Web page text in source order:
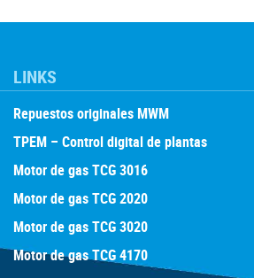
LINKS
Repuestos originales MWM
TPEM – Control digital de plantas
Motor de gas TCG 3016
Motor de gas TCG 2020
Motor de gas TCG 3020
Motor de gas TCG 4170